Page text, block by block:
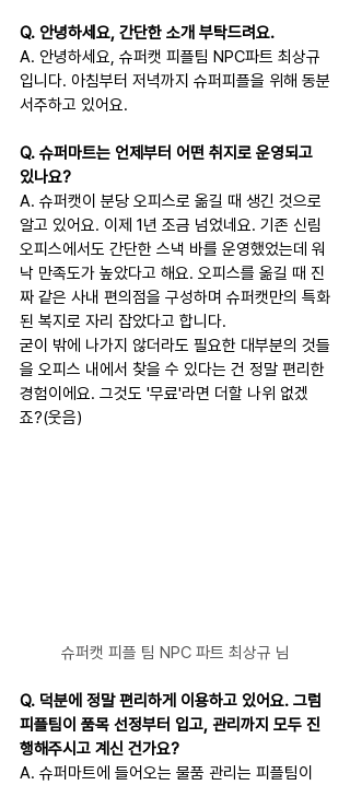
Q. 안녕하세요, 간단한 소개 부탁드려요.
A. 안녕하세요, 슈퍼캣 피플팀 NPC파트 최상규
입니다. 아침부터 저녁까지 슈퍼피플을 위해 동분
서주하고 있어요.
Q. 슈퍼마트는 언제부터 어떤 취지로 운영되고
있나요?
A. 슈퍼캣이 분당 오피스로 옮길 때 생긴 것으로
알고 있어요. 이제 1년 조금 넘었네요. 기존 신림
오피스에서도 간단한 스낵 바를 운영했었는데 워
낙 만족도가 높았다고 해요. 오피스를 옮길 때 진
짜 같은 사내 편의점을 구성하며 슈퍼캣만의 특화
된 복지로 자리 잡았다고 합니다.
굳이 밖에 나가지 않더라도 필요한 대부분의 것들
을 오피스 내에서 찾을 수 있다는 건 정말 편리한
경험이에요. 그것도 '무료'라면 더할 나위 없겠
죠?(웃음)
슈퍼캣 피플 팀 NPC 파트 최상규 님
Q. 덕분에 정말 편리하게 이용하고 있어요. 그럼
피플팀이 품목 선정부터 입고, 관리까지 모두 진
행해주시고 계신 건가요?
A. 슈퍼마트에 들어오는 물품 관리는 피플팀이